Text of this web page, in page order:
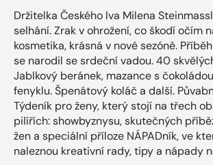
Držitelka Českého lva Milena
selhání. Zrak v ohrožení, co škodí očím
kosmetika, krásná v nové sezóně.
se narodil se srdeční vadou. 40
Jablkový beránek, mazance s
fenyklu. Špenátový koláč a další.
Týdeník pro ženy, který stojí na třech
pilířích: showbyznysu, skutečných
žen a speciální příloze NÁPADník, ve
naleznou kreativní rady, tipy a nápady